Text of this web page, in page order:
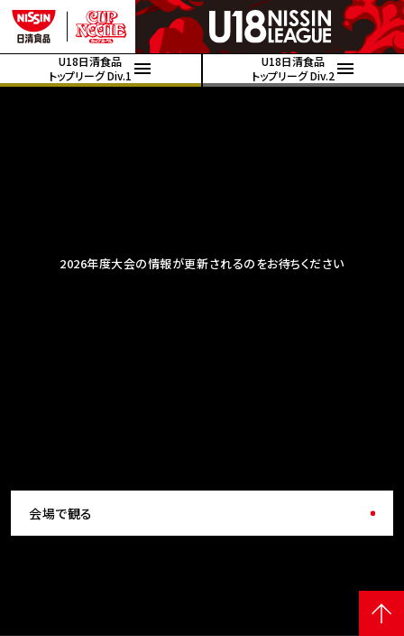
U18日清食品
トップリーグ Div.1
U18日清食品
トップリーグ Div.2
2026年度大会の情報が更新されるのをお待ちください
会場で観る